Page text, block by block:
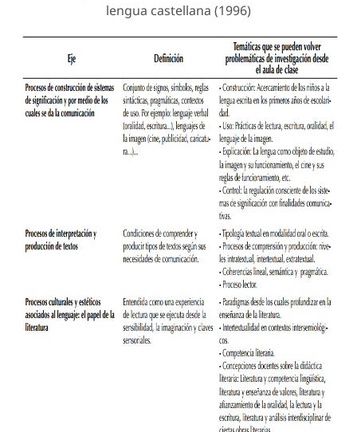
lengua castellana (1996)